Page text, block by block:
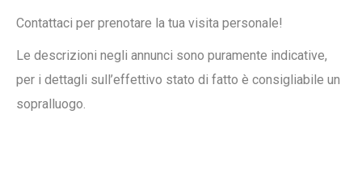
Contattaci per prenotare la tua visita personale!
Le descrizioni negli annunci sono puramente indicative,
per i dettagli sull’effettivo stato di fatto è consigliabile un
sopralluogo.